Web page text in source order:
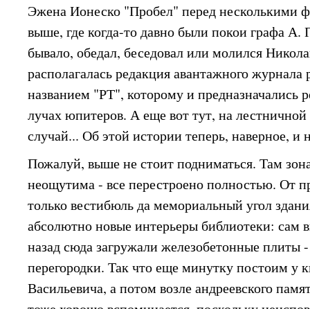
Эжена Ионеско "Пробел" перед несколькими
выше, где когда-то давно были покои графа А.
бывало, обедал, беседовал или молился
располагалась редакция авантажного журнала
названием "РТ", которому и предназначались
лучах юпитеров. А еще вот тут, на
случай... Об этой истории теперь, наверное, и
Пожалуй, выше не стоит подниматься. Там
неощутима - все перестроено полностью. От
только вестибюль да мемориальный угол
абсолютно новые интерьеры библиотеки: сам
назад сюда загружали железобетонные плиты
перегородки. Так что еще минутку постоим у
Васильевича, а потом возле андреевского